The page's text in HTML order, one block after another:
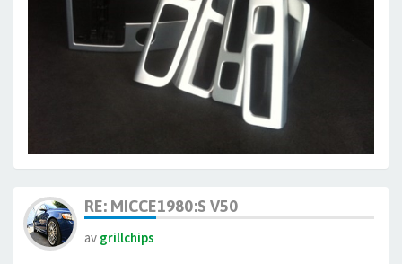
RE: MICCE1980:S V50
av grillchips